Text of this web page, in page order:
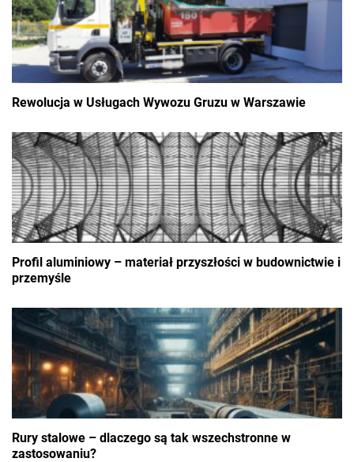
Rewolucja w Usługach Wywozu Gruzu w Warszawie
Profil aluminiowy – materiał przyszłości w budownictwie i
przemyśle
Rury stalowe – dlaczego są tak wszechstronne w
zastosowaniu?